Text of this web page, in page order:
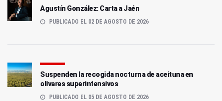
Agustín González: Carta a Jaén
PUBLICADO EL 02 DE AGOSTO DE 2026
Suspenden la recogida nocturna de aceituna en
olivares superintensivos
PUBLICADO EL 05 DE AGOSTO DE 2026